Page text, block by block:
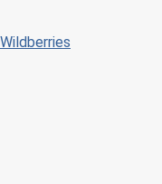
Wildberries